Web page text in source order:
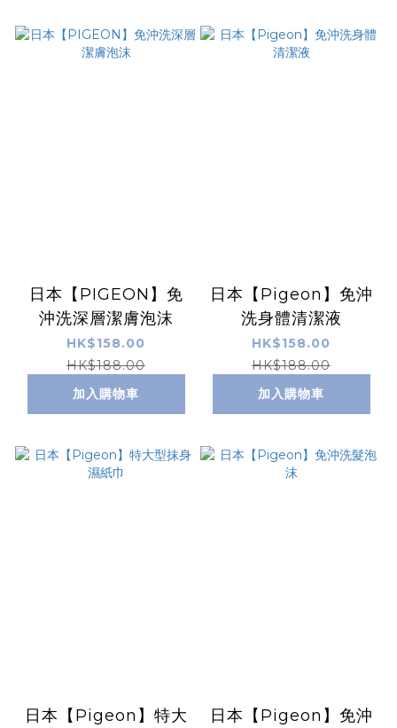
日本【PIGEON】免
沖洗深層潔膚泡沫
HK$158.00
HK$188.00
加入購物車
日本【Pigeon】免沖
洗身體清潔液
HK$158.00
HK$188.00
加入購物車
日本【Pigeon】特大
日本【Pigeon】免沖